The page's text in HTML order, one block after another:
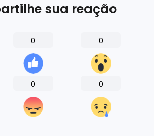
sua reação
0 0
0 0